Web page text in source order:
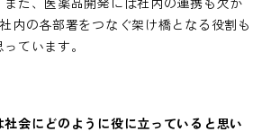
また、医薬品開発には社内の連携も欠か
内の各部署をつなぐ架け橋となる役割も
ています。
会にどのように役に立っていると思い